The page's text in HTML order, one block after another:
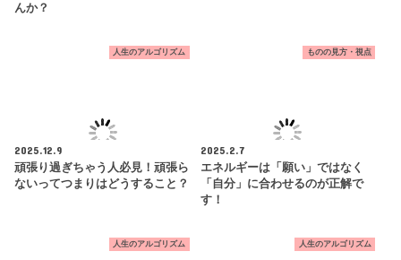
んか？
人生のアルゴリズム
2025.12.9
頑張り過ぎちゃう人必見！頑張ら
ないってつまりはどうすること？
ものの見方・視点
2025.2.7
エネルギーは「願い」ではなく
「自分」に合わせるのが正解で
す！
人生のアルゴリズム 人生のアルゴリズム